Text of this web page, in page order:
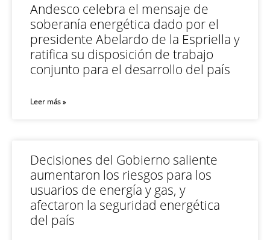
Andesco celebra el mensaje de
soberanía energética dado por el
presidente Abelardo de la Espriella y
ratifica su disposición de trabajo
conjunto para el desarrollo del país
Leer más »
Decisiones del Gobierno saliente
aumentaron los riesgos para los
usuarios de energía y gas, y
afectaron la seguridad energética
del país